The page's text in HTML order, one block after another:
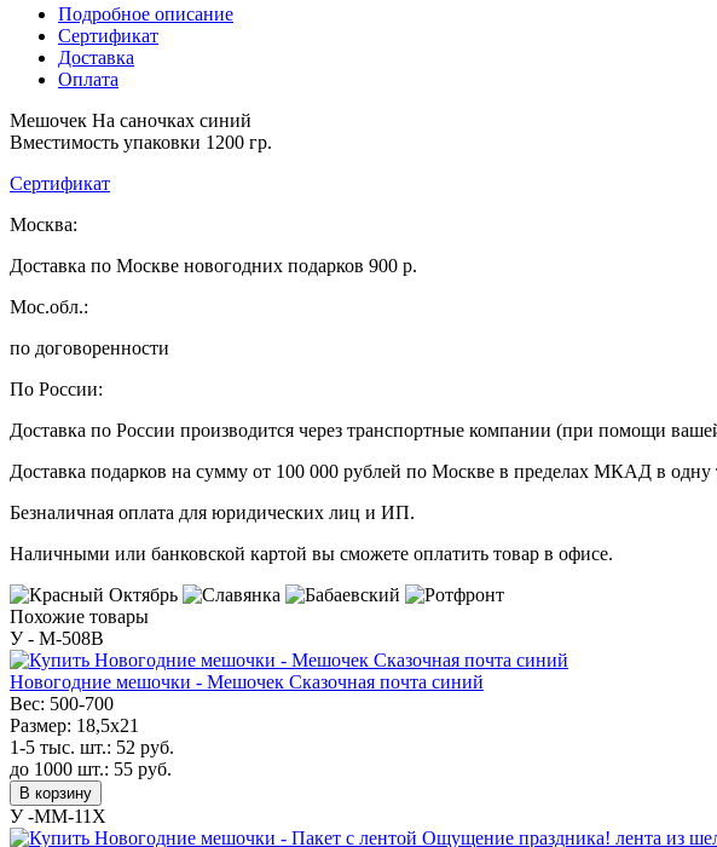
Подробное описание
Сертификат
Доставка
Оплата
Мешочек На саночках синий
Вместимость упаковки 1200 гр.
Сертификат
Москва:
Доставка по Москве новогодних подарков 900 р.
Мос.обл.:
по договоренности
По России:
Доставка по России производится через транспортные компании (при помощи
Доставка подарков на сумму от 100 000 рублей по Москве в пределах МКАД в одну
Безналичная оплата для юридических лиц и ИП.
Наличными или банковской картой вы сможете оплатить товар в офисе.
Похожие товары
У - M-508B
Новогодние мешочки - Мешочек Сказочная почта синий
Вес: 500-700
Размер: 18,5х21
1-5 тыс. шт.: 52 руб.
до 1000 шт.: 55 руб.
В корзину
У -MM-11X